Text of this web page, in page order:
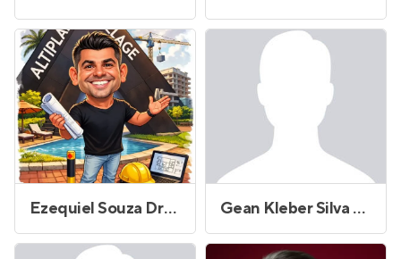
Ezequiel Souza Drumond Gean Kleber Silva Cavalcanti